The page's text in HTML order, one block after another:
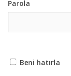
Parola
Beni hatırla